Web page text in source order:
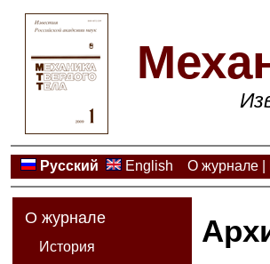
Русский English О журнале|
О журнале
История